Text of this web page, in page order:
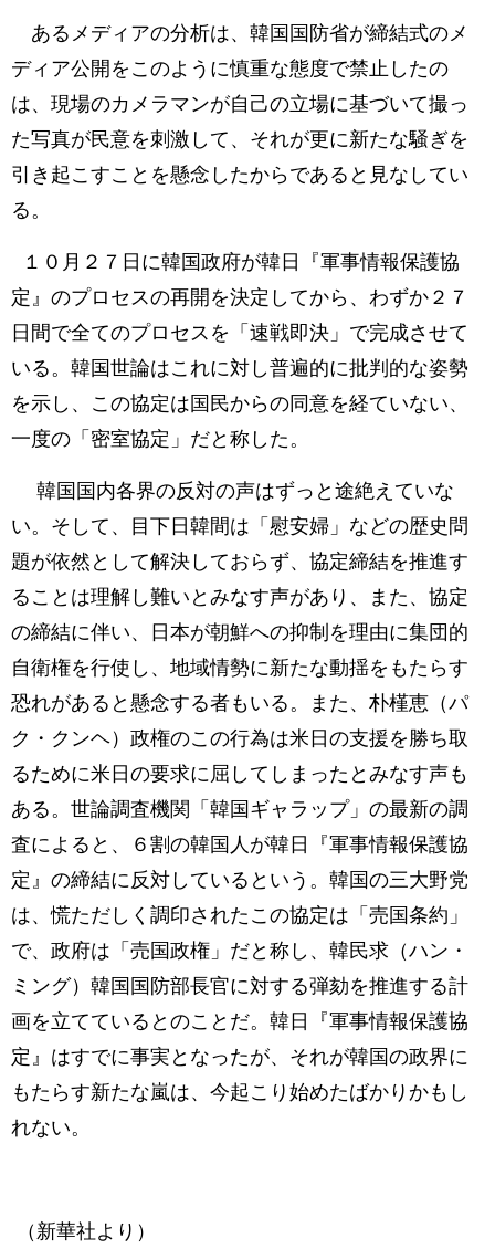
あるメディアの分析は、韓国国防省が締結式のメ
ディア公開をこのように慎重な態度で禁止したの
は、現場のカメラマンが自己の立場に基づいて撮っ
た写真が民意を刺激して、それが更に新たな騒ぎを
引き起こすことを懸念したからであると見なしてい
る。
１０月２７日に韓国政府が韓日『軍事情報保護協
定』のプロセスの再開を決定してから、わずか２７
日間で全てのプロセスを「速戦即決」で完成させて
いる。韓国世論はこれに対し普遍的に批判的な姿勢
を示し、この協定は国民からの同意を経ていない、
一度の「密室協定」だと称した。
韓国国内各界の反対の声はずっと途絶えていな
い。そして、目下日韓間は「慰安婦」などの歴史問
題が依然として解決しておらず、協定締結を推進す
ることは理解し難いとみなす声があり、また、協定
の締結に伴い、日本が朝鮮への抑制を理由に集団的
自衛権を行使し、地域情勢に新たな動揺をもたらす
恐れがあると懸念する者もいる。また、朴槿恵（パ
ク・クンヘ）政権のこの行為は米日の支援を勝ち取
るために米日の要求に屈してしまったとみなす声も
ある。世論調査機関「韓国ギャラップ」の最新の調
査によると、６割の韓国人が韓日『軍事情報保護協
定』の締結に反対しているという。韓国の三大野党
は、慌ただしく調印されたこの協定は「売国条約」
で、政府は「売国政権」だと称し、韓民求（ハン・
ミング）韓国国防部長官に対する弾劾を推進する計
画を立てているとのことだ。韓日『軍事情報保護協
定』はすでに事実となったが、それが韓国の政界に
もたらす新たな嵐は、今起こり始めたばかりかもし
れない。
（新華社より）